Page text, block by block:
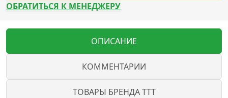
ОБРАТИТЬСЯ К МЕНЕДЖЕРУ
ОПИСАНИЕ
КОММЕНТАРИИ
ТОВАРЫ БРЕНДА TTT